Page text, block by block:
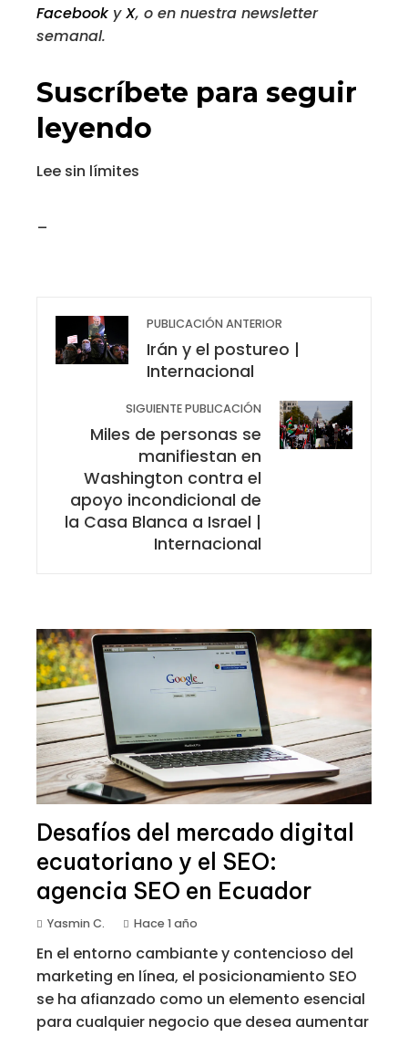
FacebookyX, o en nuestra newsletter
semanal.
Suscríbete para seguir
leyendo
Lee sin límites
_
PUBLICACIÓN ANTERIOR
Irán y el postureo |
Internacional
SIGUIENTE PUBLICACIÓN
Miles de personas se
manifiestan en
Washington contra el
apoyo incondicional de
la Casa Blanca a Israel |
Internacional
Desafíos del mercado digital
ecuatoriano y el SEO:
agencia SEO en Ecuador
Yasmin C. Hace 1 año
En el entorno cambiante y contencioso del
marketing en línea, el posicionamiento SEO
se ha afianzado como un elemento esencial
para cualquier negocio que desea aumentar